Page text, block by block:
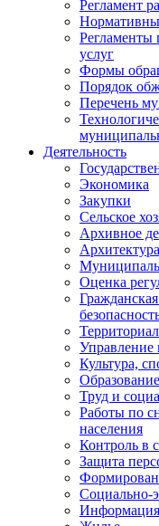
Регламент
Регламенты
услуг
Формы
Порядок
Перечень
Деятельность
Экономика
Закупки
Сельское
Архивное
Архитектура
Оценка
Управление
Культура,
Образование
Труд и
Работы по
населения
Контроль в
Защита
Социально-